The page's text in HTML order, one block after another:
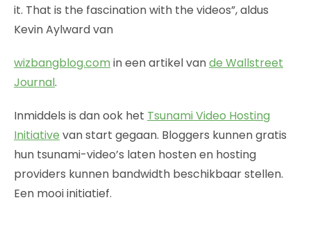
it. That is the fascination with the videos”, aldus
Kevin Aylward van
wizbangblog.com in een artikel vande Wallstreet
Journal.
Inmiddels is dan ook het Tsunami Video Hosting
Initiative van start gegaan. Bloggers kunnen gratis
hun tsunami-video’s laten hosten en hosting
providers kunnen bandwidth beschikbaar stellen.
Een mooi initiatief.